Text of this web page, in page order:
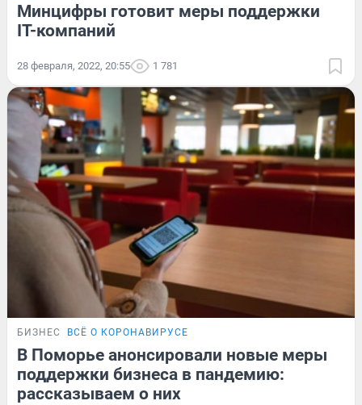
Минцифры готовит меры поддержки
IT-компаний
28 февраля, 2022, 20:55 1 781
БИЗНЕС ВСЁ О КОРОНАВИРУСЕ
В Поморье анонсировали новые меры
поддержки бизнеса в пандемию:
рассказываем о них